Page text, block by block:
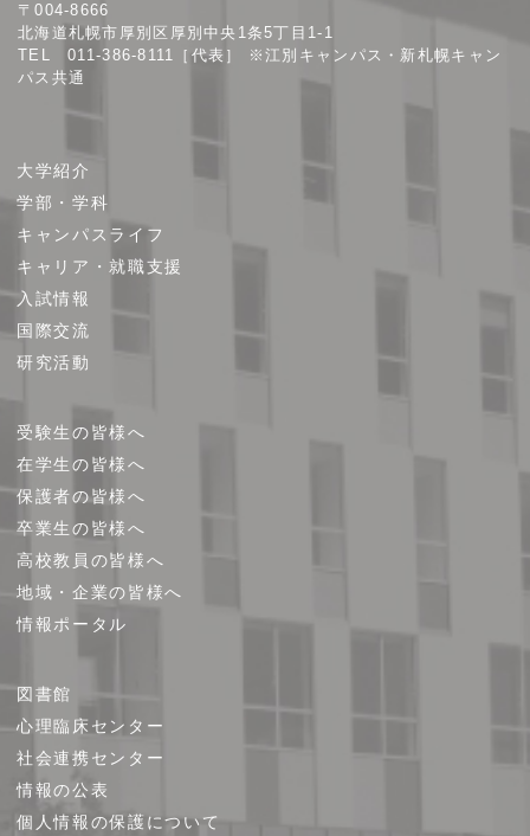
学
〒004-8666
北海道札幌市厚別区厚別中央1条5丁目1-1
TEL 011-386-8111［代表］ ※江別キャンパス・新札幌キャン
パス共通
ト
プ
大学紹介
学部・学科
キャンパスライフ
キャリア・就職支援
入試情報
国際交流
研究活動
受験生の皆様へ
在学生の皆様へ
保護者の皆様へ
卒業生の皆様へ
高校教員の皆様へ
地域・企業の皆様へ
情報ポータル
図書館
心理臨床センター
社会連携センター
情報の公表
個人情報の保護について